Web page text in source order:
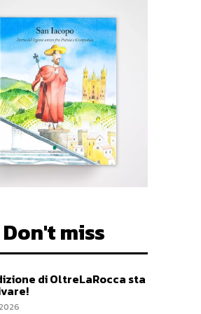
Don't miss
di OltreLaRocca sta